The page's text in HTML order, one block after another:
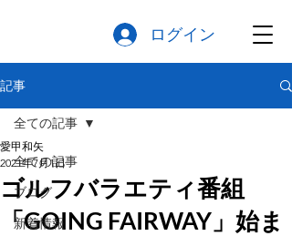
ログイン
記事
全ての記事
ブログ
新着情報
全ての記事
ゴルフバラエティ番組
「GOING FAIRWAY」始ま
愛甲和矢
2021年7月1日